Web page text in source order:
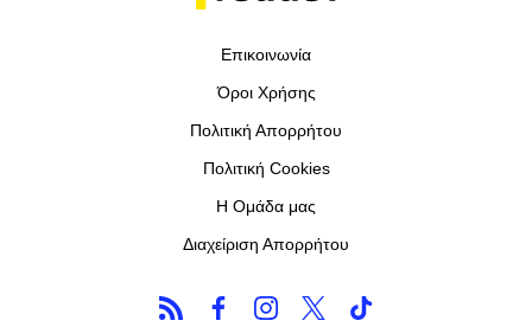
Επικοινωνία
Όροι Χρήσης
Πολιτική Απορρήτου
Πολιτική Cookies
Η Ομάδα μας
Διαχείριση Απορρήτου